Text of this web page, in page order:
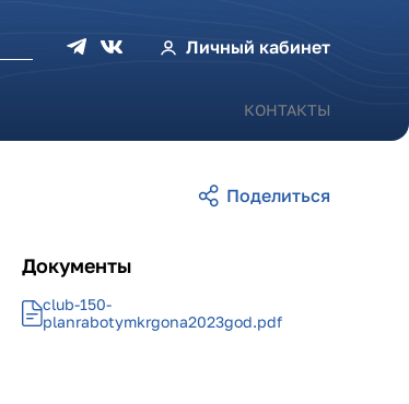
Личный кабинет
КОНТАКТЫ
Документы
club-150-
planrabotymkrgona2023god.pdf